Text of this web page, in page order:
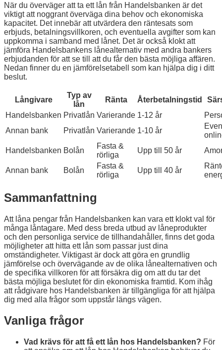
När du överväger att ta ett lån från Handelsbanken är det
viktigt att noggrant överväga dina behov och ekonomiska
kapacitet. Det innebär att utvärdera den räntesats som
erbjuds, betalningsvillkoren, och eventuella avgifter som kan
uppkomma i samband med lånet. Det är också klokt att
jämföra Handelsbankens lånealternativ med andra bankers
erbjudanden för att se till att du får den bästa möjliga affären.
Nedan finner du en jämförelsetabell som kan hjälpa dig i ditt
beslut.
Långivare
Typ av
lån
Ränta Återbetalningstid
Handelsbanken Privatlån Varierande 1-12 år
Annan bank
Privatlån Varierande 1-10 år
Handelsbanken Bolån
Fasta &
rörliga
Upp till 50 år
Annan bank Bolån
Fasta &
rörliga
Upp till 40 år
Sammanfattning
Att låna pengar från Handelsbanken kan vara ett klokt val för
många låntagare. Med dess breda utbud av låneprodukter
och den personliga service de tillhandahåller, finns det goda
möjligheter att hitta ett lån som passar just dina
omständigheter. Viktigast är dock att göra en grundlig
jämförelse och övervägande av de olika lånealternativen och
de specifika villkoren för att försäkra dig om att du tar det
bästa möjliga beslutet för din ekonomiska framtid. Kom ihåg
att rådgivare hos Handelsbanken är tillgängliga för att hjälpa
dig med alla frågor som uppstår längs vägen.
Vanliga frågor
Vad krävs för att få ett lån hos Handelsbanken? För